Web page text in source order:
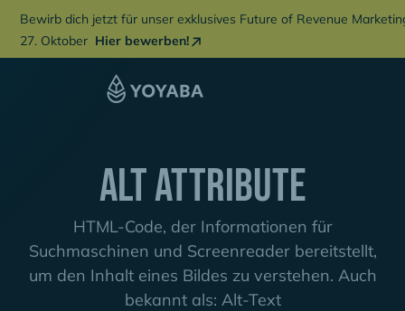
Bewirb dich jetzt für unser exklusives Future of Revenue
27. Oktober Hier bewerben!
Alt Attribute
HTML-Code, der Informationen für
Suchmaschinen und Screenreader bereitstellt,
um den Inhalt eines Bildes zu verstehen. Auch
bekannt als: Alt-Text